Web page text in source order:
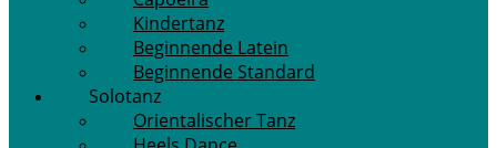
Kindertanz
Beginnende Latein
Beginnende Standard
Solotanz
Orientalischer Tanz